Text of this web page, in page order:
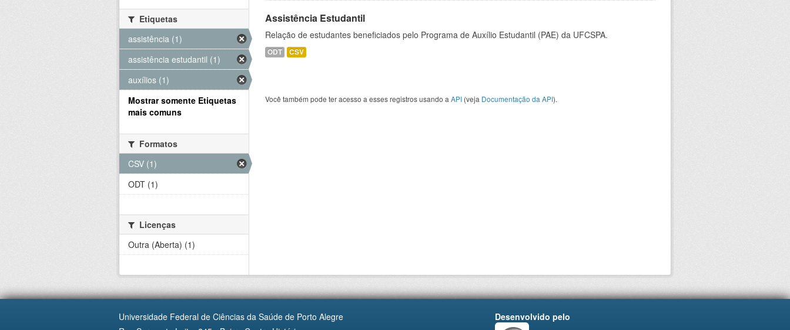
Assistência Estudantil
Relação de estudantes beneficiados pelo Programa de Auxílio Estudantil (PAE) da UFCSPA.
ODT CSV
Você também pode ter acesso a esses registros usando a API (veja Documentação da API).
Etiquetas
assistência (1)
assistência estudantil (1)
auxílios (1)
Mostrar somente Etiquetas
mais comuns
Formatos
CSV (1)
ODT (1)
Licenças
Outra (Aberta) (1)
Universidade Federal de Ciências da Saúde de Porto Alegre
Desenvolvido pelo